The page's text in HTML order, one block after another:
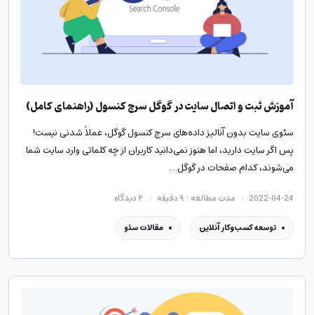
آموزش ثبت و اتصال سایت در گوگل سرچ کنسول (راهنمای کامل)
سئوی سایت بدون آنالیز داده‌های سرچ کنسول گوگل، عملاً شدنی نیست!
پس اگر سایت دارید، اما هنوز نمی‌دانید کاربران از چه کلماتی وارد سایت شما
می‌شوند، کدام صفحات در گوگل…
2022-04-24 مدت مطالعه : ۹ دقیقه ۴دیدگاه
توسعه کسب‌وکار آنلاین مقالات سئو